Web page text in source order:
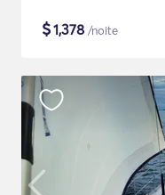
$1,378 /noite